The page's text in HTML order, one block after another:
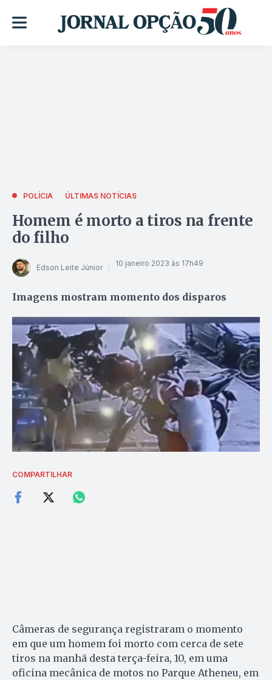
POLÍCIA ÚLTIMAS NOTÍCIAS
Homem é morto a tiros na frente
do filho
Edson Leite Júnior 10 janeiro 2023 às 17h49
Imagens mostram momento dos disparos
COMPARTILHAR
Câmeras de segurança registraram o momento
em que um homem foi morto com cerca de sete
tiros na manhã desta terça-feira, 10, em uma
oficina mecânica de motos no Parque Atheneu, em